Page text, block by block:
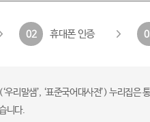
02 휴대폰 인증
리말샘’, ‘표준국어대사전’) 누리집
니다.